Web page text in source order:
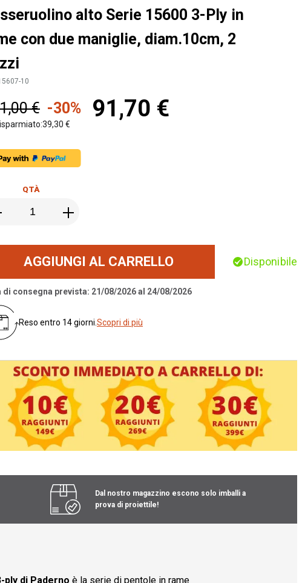
alto Serie 15600 3-Ply in
con due maniglie, diam.10cm, 2
10
91,70 €
€ -30%
39,30 €
QTÀ
AGGIUNGI AL CARRELLO Disponibile
di consegna prevista: 21/08/2026 al 24/08/2026
Reso entro 14 giorni.Scopri di più
Dal nostro magazzino escono solo imballi a
prova di proiettile!
ply di Paderno è la serie di pentole in rame